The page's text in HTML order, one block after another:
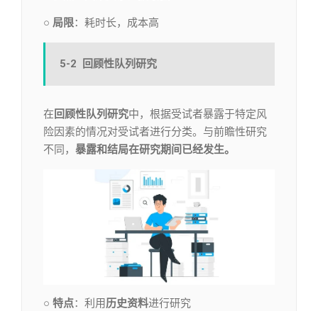
○ 局限：耗时长，成本高
5-2 回顾性队列研究
在 回顾性队列研究中，根据受试者暴露于特定风
险因素的情况对受试者进行分类。与前瞻性研究
不同， 暴露和结局在研究期间已经发生。
○ 特点：利用历史资料进行研究